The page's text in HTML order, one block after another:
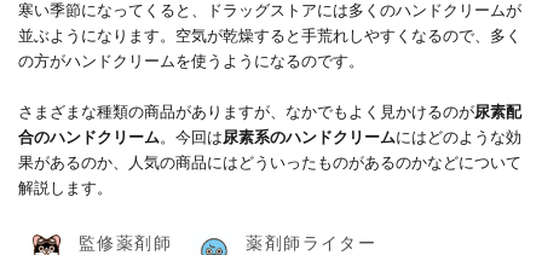
寒い季節になってくると、ドラッグストアには多くのハンドクリームが
並ぶようになります。空気が乾燥すると手荒れしやすくなるので、多く
の方がハンドクリームを使うようになるのです。
さまざまな種類の商品がありますが、なかでもよく見かけるのが尿素配
合のハンドクリーム。今回は尿素系のハンドクリームにはどのような効
果があるのか、人気の商品にはどういったものがあるのかなどについて
解説します。
監修薬剤師 薬剤師ライター